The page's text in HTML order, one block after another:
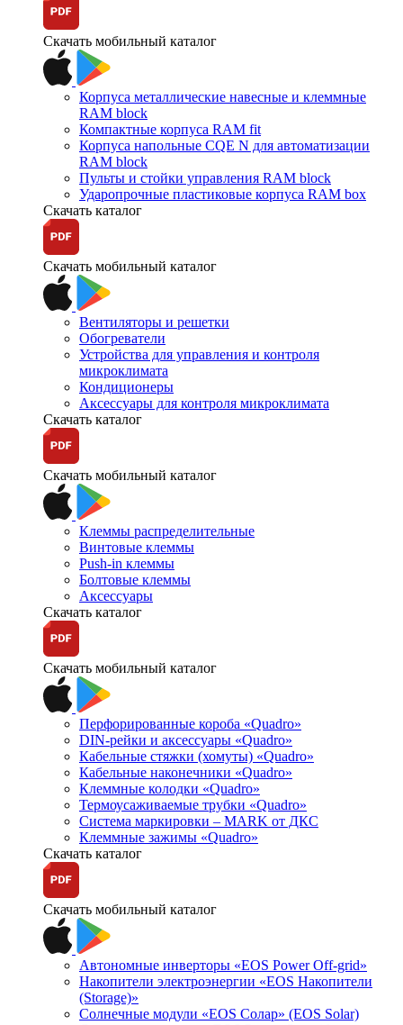
Скачать мобильный каталог
Корпуса металлические навесные и клеммные
RAM block
Компактные корпуса RAM fit
Корпуса напольные CQE N для автоматизации
RAM block
Пульты и стойки управления RAM block
Ударопрочные пластиковые корпуса RAM box
Скачать каталог
Скачать мобильный каталог
Вентиляторы и решетки
Обогреватели
Устройства для управления и контроля
микроклимата
Кондиционеры
Аксессуары для контроля микроклимата
Скачать каталог
Скачать мобильный каталог
Клеммы распределительные
Винтовые клеммы
Push-in клеммы
Болтовые клеммы
Аксессуары
Скачать каталог
Скачать мобильный каталог
Перфорированные короба «Quadro»
DIN-рейки и аксессуары «Quadro»
Кабельные стяжки (хомуты) «Quadro»
Кабельные наконечники «Quadro»
Клеммные колодки «Quadro»
Термоусаживаемые трубки «Quadro»
Система маркировки – MARK от ДКС
Клеммные зажимы «Quadro»
Скачать каталог
Скачать мобильный каталог
Автономные инверторы «EOS Power Off-grid»
Накопители электроэнергии «EOS Накопители
(Storage)»
Солнечные модули «EOS Солар» (EOS Solar)